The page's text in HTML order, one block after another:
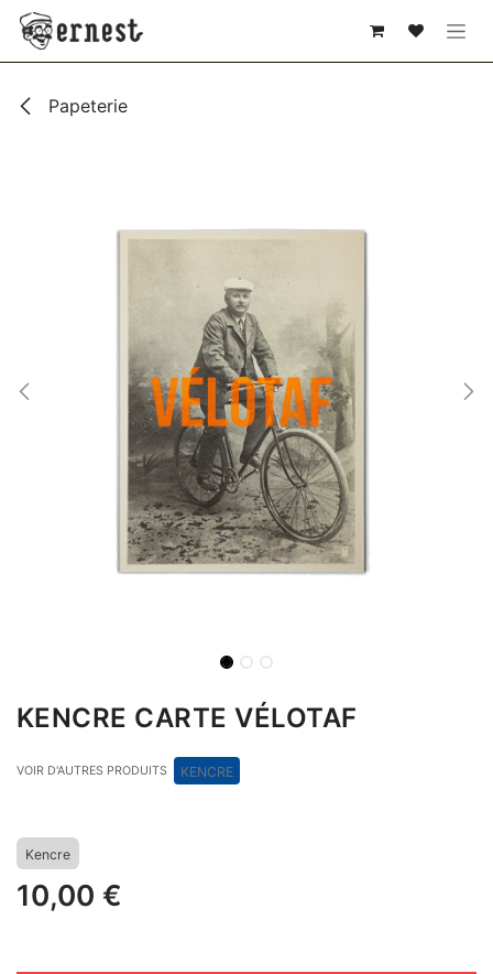
SE RENDRE AU CONTENU
Papeterie
KENCRE CARTE VÉLOTAF
VOIR D'AUTRES PRODUITS KENCRE
Kencre
10,00 €